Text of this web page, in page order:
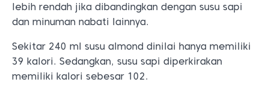
lebih rendah jika dibandingkan dengan susu sapi
dan minuman nabati lainnya.
Sekitar 240 ml susu almond dinilai hanya memiliki
39 kalori. Sedangkan, susu sapi diperkirakan
memiliki kalori sebesar 102.